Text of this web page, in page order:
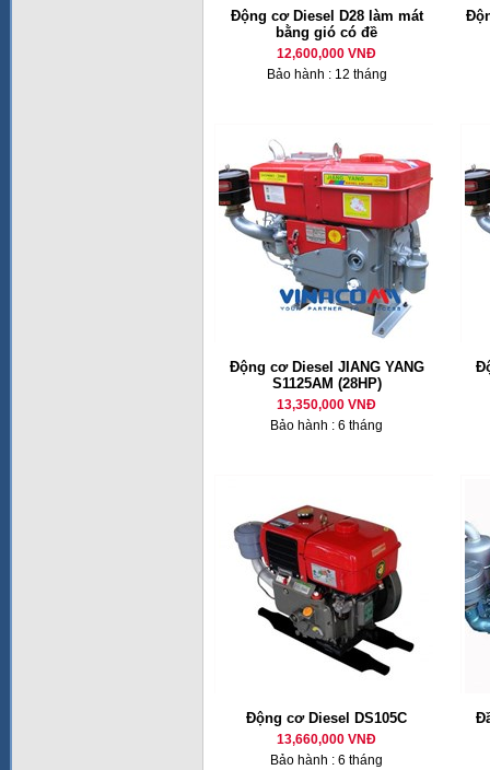
Động cơ Diesel D28 làm mát
bằng gió có đề
12,600,000 VNĐ
Bảo hành : 12 tháng
Động cơ Diesel JIANG YANG
S1125AM (28HP)
13,350,000 VNĐ
Bảo hành : 6 tháng
Động cơ Diesel DS105C
13,660,000 VNĐ
Bảo hành : 6 tháng